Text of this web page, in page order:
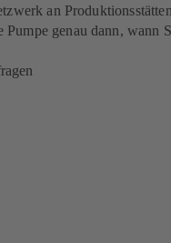
an
genau dann, wann